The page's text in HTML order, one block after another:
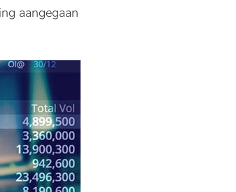
aangegaan